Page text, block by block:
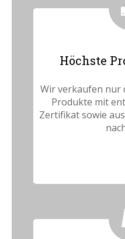
Höchste
Wir verkaufen nur
Produkte mit
Zertifikat sowie